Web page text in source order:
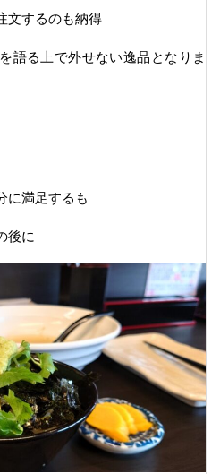
文するのも納得
語る上で外せない逸品となりま
に満足するも
後に